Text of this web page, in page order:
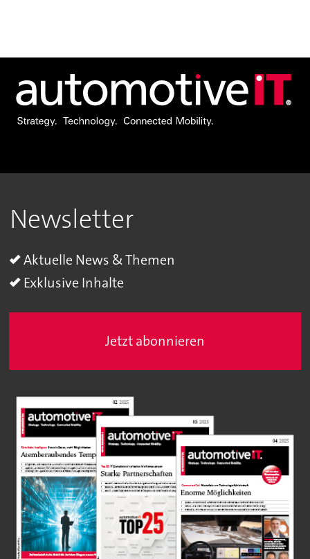
Newsletter
Aktuelle News & Themen
Exklusive Inhalte
Jetzt abonnieren